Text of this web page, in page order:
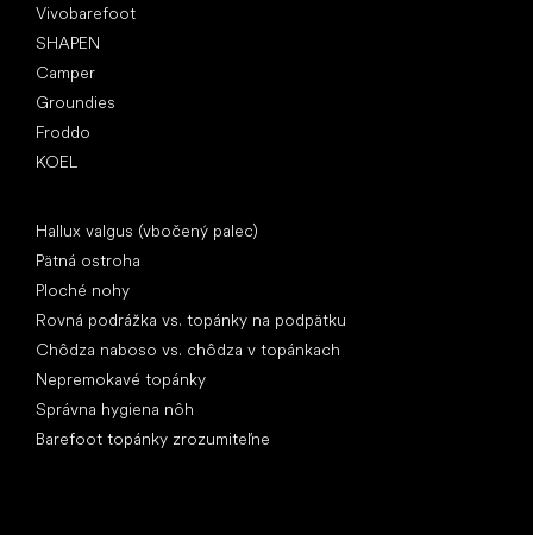
Vivobarefoot
SHAPEN
Camper
Groundies
Froddo
KOEL
Hallux valgus (vbočený palec)
Pätná ostroha
Ploché nohy
Rovná podrážka vs. topánky na podpätku
Chôdza naboso vs. chôdza v topánkach
Nepremokavé topánky
Správna hygiena nôh
Barefoot topánky zrozumiteľne